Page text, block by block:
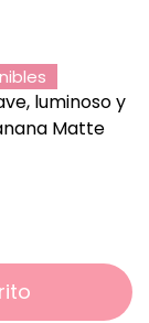
luminoso y
Matte